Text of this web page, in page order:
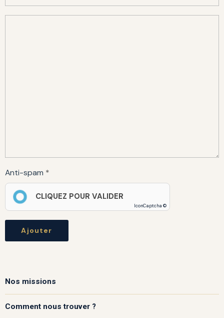
Anti-spam
CLIQUEZ POUR VALIDER
IconCaptcha ©
Ajouter
Nos missions
Comment nous trouver ?